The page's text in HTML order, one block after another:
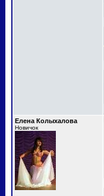
Елена Колыхалова
Новичок